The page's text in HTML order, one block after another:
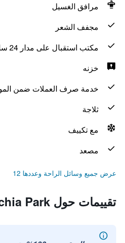
مرافق الغسيل
مجفف الشعر
مكتب استقبال على مدار 24 ساعة
خزنه
خدمة صرف العملات ضمن
ثلاجة
مع تكييف
مصعد
عرض جميع وسائل الراحة وعددها 12
تقييمات حول Kamchia Park